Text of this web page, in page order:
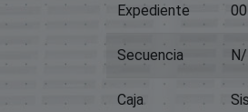
Expediente
Secuencia
Caja